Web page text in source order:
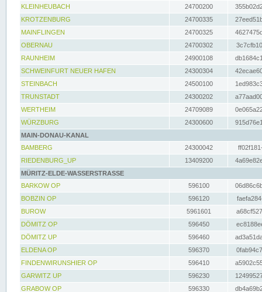
KLEINHEUBACH 24700200
KROTZENBURG
24700335
MAINFLINGEN
24700325
OBERNAU
24700302
RAUNHEIM
24900108
SCHWEINFURT NEUER HAFEN
24300304
STEINBACH
24500100
TRUNSTADT
24300202
WERTHEIM
24709089
WÜRZBURG
24300600
MAIN-DONAU-KANAL
BAMBERG
24300042
RIEDENBURG_UP
13409200
MÜRITZ-ELDE-WASSERSTRASSE
BARKOW OP
596100
BOBZIN OP
596120
BUROW
5961601
DÖMITZ OP
596450
DÖMITZ UP
596460
ELDENA OP
596370
FINDENWIRUNSHIER OP
596410
GARWITZ UP
596230
GRABOW OP
596330